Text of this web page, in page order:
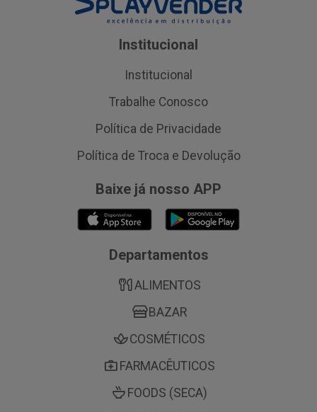
Institucional
Institucional
Trabalhe Conosco
Política de Privacidade
Política de Troca e Devolução
Baixe já nosso APP
Departamentos
ALIMENTOS
BAZAR
COSMÉTICOS
FARMACÊUTICOS
FOODS (SECA)